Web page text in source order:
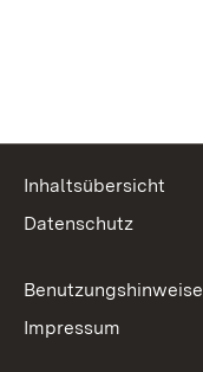
Inhaltsübersicht
Datenschutz
Benutzungshinweise
Impressum